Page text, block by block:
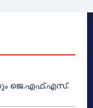
ജെ.എഫ്.എസ്.